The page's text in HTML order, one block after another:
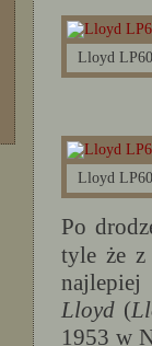
Lloyd
Lloyd
Po
tyle że z
Lloyd (
1953 w